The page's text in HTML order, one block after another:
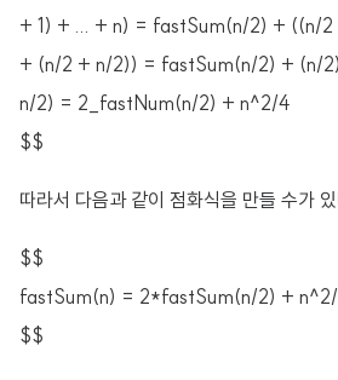
+ 1) + ... + n) = fastSum(n/2) + ((n/
+ (n/2 + n/2)) = fastSum(n/2) + (n/
n/2) = 2_fastNum(n/2) + n^2/4
$$
따라서 다음과 같이 점화식을 만들 수가
$$
fastSum(n) = 2*fastSum(n/2) + n^2/
$$